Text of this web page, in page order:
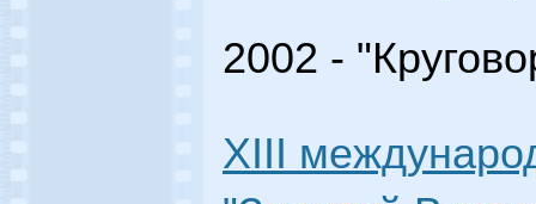
2002 -
XIII